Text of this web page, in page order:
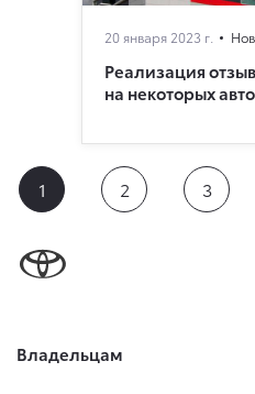
20 января 2023 г.
Реализация
на некоторых
1 2 3
Владельцам